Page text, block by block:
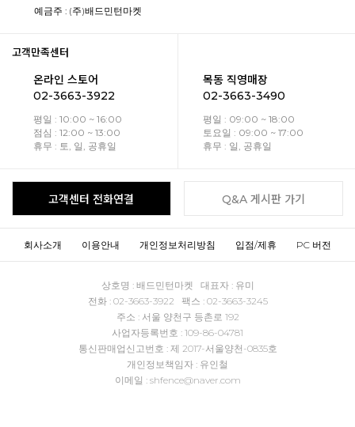
예금주 : (주)배드민턴마켓
고객만족센터
온라인 스토어
02-3663-3922
평일 : 10:00 ~ 16:00
점심 : 12:00 ~ 13:00
휴무 : 토, 일, 공휴일
목동 직영매장
02-3663-3490
평일 : 09:00 ~ 18:00
토요일 : 09:00 ~ 17:00
휴무 : 일, 공휴일
고객센터 전화연결 Q&A 게시판 가기
회사소개 이용안내 개인정보처리방침 입점/제휴 PC 버전
상호명 : 배드민턴마켓 대표자 : 유미
전화 : 02-3663-3922 팩스 : 02-3663-3245
주소 : 서울 양천구 등촌로 192
사업자등록번호 : 109-86-04781
통신판매업신고번호 : 제 2017-서울양천-0835호
개인정보책임자 : 유인철
이메일 : shfence@naver.com